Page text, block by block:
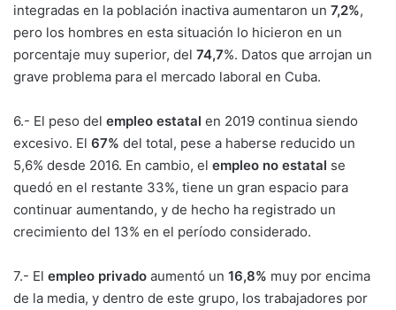
integradas en la población inactiva aumentaron un 7,2%,
pero los hombres en esta situación lo hicieron en un
porcentaje muy superior, del 74,7%. Datos que arrojan un
grave problema para el mercado laboral en Cuba.
6.- El peso del empleo estatal en 2019 continua siendo
excesivo. El 67% del total, pese a haberse reducido un
5,6% desde 2016. En cambio, el empleo no estatal se
quedó en el restante 33%, tiene un gran espacio para
continuar aumentando, y de hecho ha registrado un
crecimiento del 13% en el período considerado.
7.- El empleo privado aumentó un 16,8% muy por encima
de la media, y dentro de este grupo, los trabajadores por